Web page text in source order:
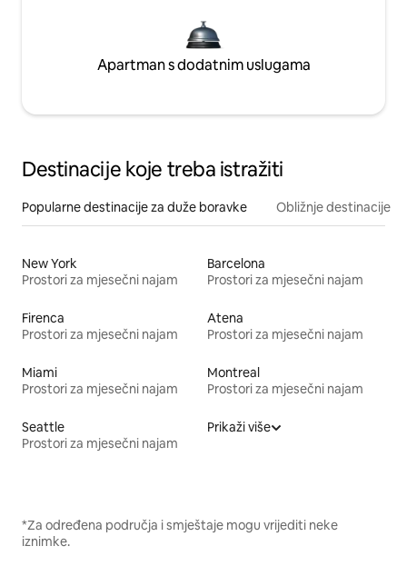
Apartman s dodatnim uslugama
Destinacije koje treba istražiti
Popularne destinacije za duže boravke Obližnje destinacije
New York
Prostori za mjesečni najam
Barcelona
Prostori za mjesečni najam
Firenca
Prostori za mjesečni najam
Atena
Prostori za mjesečni najam
Miami
Prostori za mjesečni najam
Montreal
Prostori za mjesečni najam
Seattle
Prostori za mjesečni najam
Prikaži više
*Za određena područja i smještaje mogu vrijediti neke
iznimke.